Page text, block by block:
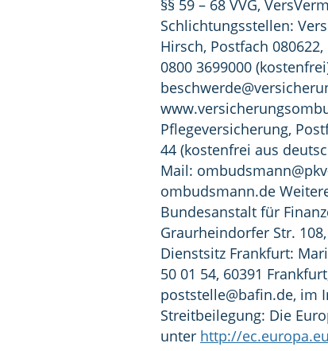
§§ 59 – 68 VVG,
Schlichtungsstellen:
Hirsch, Postfach
0800 3699000
Pflegeversicherung,
44 (kostenfrei aus
Mail:
ombudsmann.de
Bundesanstalt für
Graurheindorfer Str.
Dienstsitz Frankfurt:
50 01 54, 60391
poststelle@bafin.de, im
Streitbeilegung: Die
unter http://